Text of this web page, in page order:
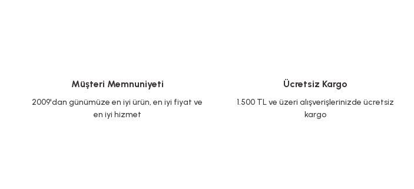
Müşteri Memnuniyeti
2009'dan günümüze en iyi ürün, en iyi fiyat ve
en iyi hizmet
Ücretsiz Kargo
1.500 TL ve üzeri alışverişlerinizde ücretsiz
kargo